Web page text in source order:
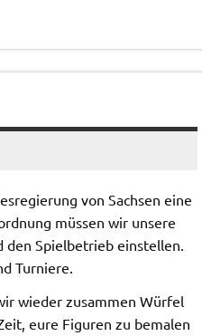
von Sachsen eine
müssen wir unsere
den Spielbetrieb einstellen.
Turniere.
wieder zusammen Würfel
eure Figuren zu bemalen